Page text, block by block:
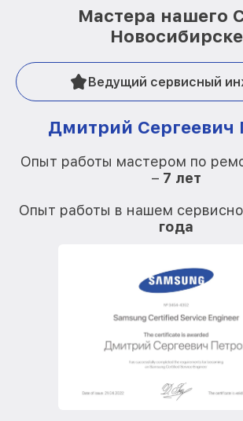
Мастера нашего
Новосибирске
Ведущий сервисный
Дмитрий Сергеевич
Опыт работы мастером по
– 7 лет
Опыт работы в нашем
года